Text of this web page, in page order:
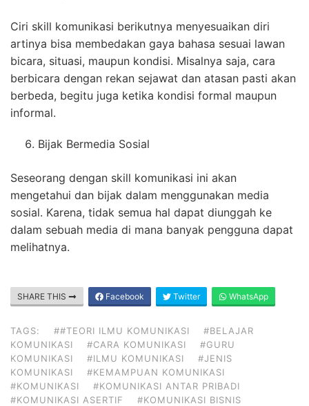
Ciri skill komunikasi berikutnya menyesuaikan diri
artinya bisa membedakan gaya bahasa sesuai lawan
bicara, situasi, maupun kondisi. Misalnya saja, cara
berbicara dengan rekan sejawat dan atasan pasti akan
berbeda, begitu juga ketika kondisi formal maupun
informal.
Bijak Bermedia Sosial
Seseorang dengan skill komunikasi ini akan
mengetahui dan bijak dalam menggunakan media
sosial. Karena, tidak semua hal dapat diunggah ke
dalam sebuah media di mana banyak pengguna dapat
melihatnya.
SHARE THIS Facebook Twitter WhatsApp
TAGS: ##TEORI ILMU KOMUNIKASI
#BELAJAR
KOMUNIKASI
#CARA KOMUNIKASI
#GURU
KOMUNIKASI
#ILMU KOMUNIKASI
#JENIS
KOMUNIKASI
#KEMAMPUAN KOMUNIKASI
#KOMUNIKASI
#KOMUNIKASI ANTAR PRIBADI
#KOMUNIKASI ASERTIF
#KOMUNIKASI BISNIS